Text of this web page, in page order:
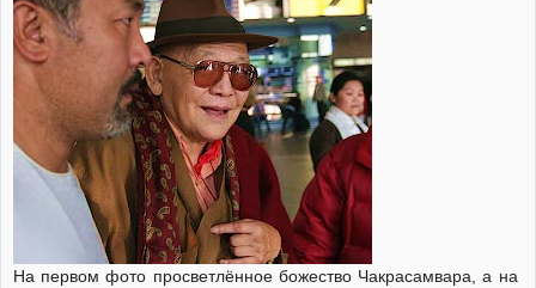
На первом фото просветлённое божество Чакрасамвара, а на